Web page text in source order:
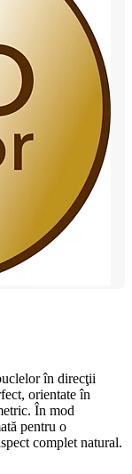
în direcţii
orientate în
În mod
pentru o
complet natural.